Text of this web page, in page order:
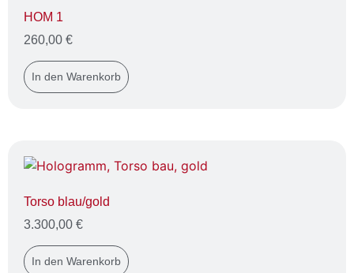
HOM 1
260,00 €
In den Warenkorb
Torso blau/gold
3.300,00 €
In den Warenkorb